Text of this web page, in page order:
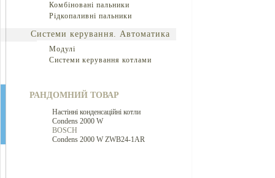
Комбіновані пальники
Рідкопаливні пальники
Системи керування. Автоматика
Модулі
Системи керування котлами
РАНДОМНИЙ ТОВАР
Настінні конденсаційні котли
Condens 2000 W
BOSCH
Condens 2000 W ZWB24-1AR